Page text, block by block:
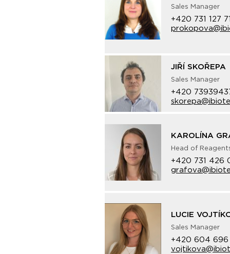
Sales Manager
+420 731 127
JIŘÍ SKOŘEPA
Sales Manager
+420
KAROLÍNA
Head of
+420 731 426
LUCIE
Sales Manager
+420 604 696